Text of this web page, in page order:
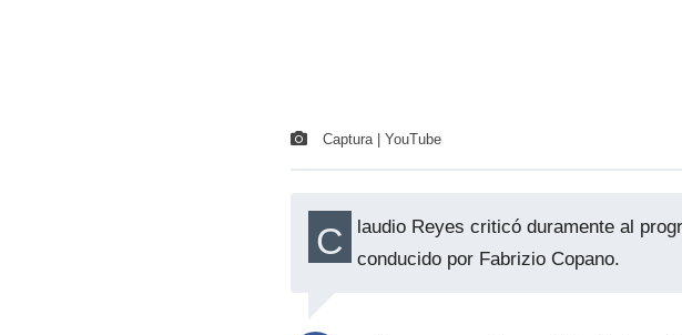
Captura | YouTube
C
laudio Reyes criticó duramente al
conducido por Fabrizio Copano.